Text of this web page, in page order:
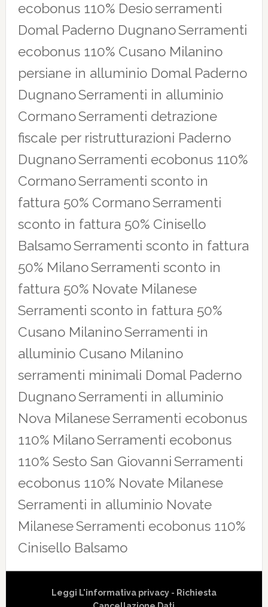
ecobonus 110% Desioserramenti
Domal Paderno DugnanoSerramenti
ecobonus 110% Cusano Milanino
persiane in alluminio Domal Paderno
DugnanoSerramenti in alluminio
CormanoSerramenti detrazione
fiscale per ristrutturazioni Paderno
DugnanoSerramenti ecobonus 110%
CormanoSerramenti sconto in
fattura 50% CormanoSerramenti
sconto in fattura 50% Cinisello
BalsamoSerramenti sconto in fattura
50% MilanoSerramenti sconto in
fattura 50% Novate Milanese
Serramenti sconto in fattura 50%
Cusano MilaninoSerramenti in
alluminio Cusano Milanino
serramenti minimali Domal Paderno
DugnanoSerramenti in alluminio
Nova MilaneseSerramenti ecobonus
110% MilanoSerramenti ecobonus
110% Sesto San GiovanniSerramenti
ecobonus 110% Novate Milanese
Serramenti in alluminio Novate
MilaneseSerramenti ecobonus 110%
Cinisello Balsamo
Leggi L'informativa privacy- Richiesta